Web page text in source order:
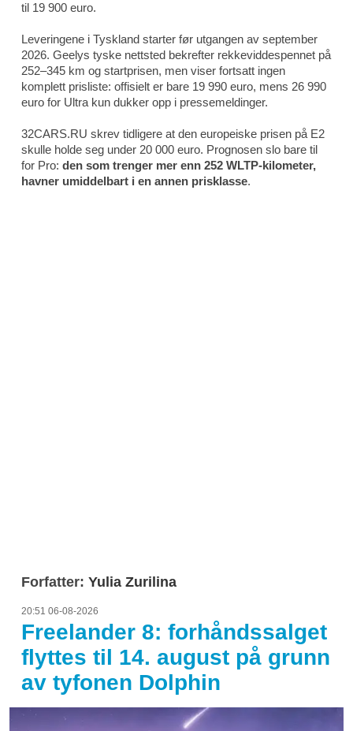
til 19 900 euro.
Leveringene i Tyskland starter før utgangen av september
2026. Geelys tyske nettsted bekrefter rekkeviddespennet på
252–345 km og startprisen, men viser fortsatt ingen
komplett prisliste: offisielt er bare 19 990 euro, mens 26 990
euro for Ultra kun dukker opp i pressemeldinger.
32CARS.RU skrev tidligere at den europeiske prisen på E2
skulle holde seg under 20 000 euro. Prognosen slo bare til
for Pro: den som trenger mer enn 252 WLTP-kilometer,
havner umiddelbart i en annen prisklasse.
Forfatter: Yulia Zurilina
20:51 06-08-2026
Freelander 8: forhåndssalget
flyttes til 14. august på grunn
av tyfonen Dolphin